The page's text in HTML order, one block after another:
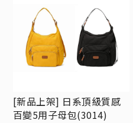
[新品上架] 日系頂級質感
百變5用子母包(3014)